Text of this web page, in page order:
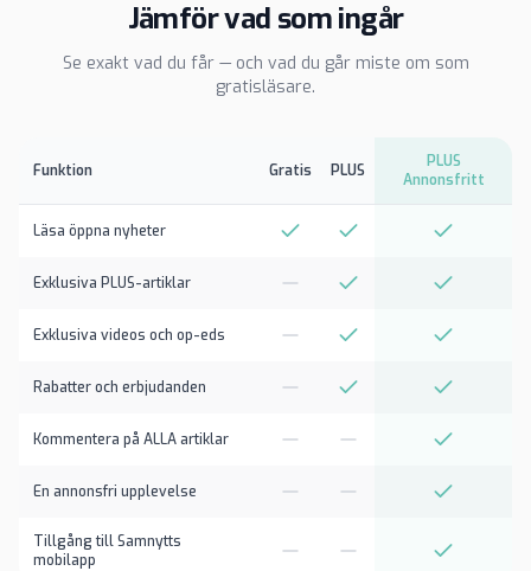
Jämför vad som ingår
Se exakt vad du får — och vad du går miste om som
gratisläsare.
Funktion Gratis PLUS
PLUS
Annonsfritt
Läsa öppna nyheter
Exklusiva PLUS-artiklar
Exklusiva videos och op-eds
Rabatter och erbjudanden
Kommentera på ALLA artiklar
En annonsfri upplevelse
Tillgång till Samnytts
mobilapp